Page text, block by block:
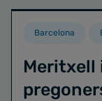
Barcelona
Meritxell